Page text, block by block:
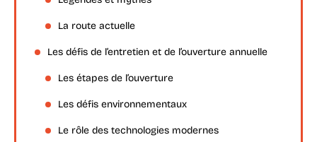
La route actuelle
Les défis de l’entretien et de l’ouverture annuelle
Les étapes de l’ouverture
Les défis environnementaux
Le rôle des technologies modernes